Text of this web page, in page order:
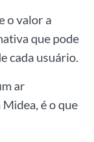
o valor a
que pode
cada usuário.
ar
é o que